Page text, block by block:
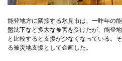
能登地方に隣接する氷見市は、一昨年の
盤沈下など多大な被害を受けたが、能登
と比較すると支援が少なくなっている。
る被災地支援として企画した。